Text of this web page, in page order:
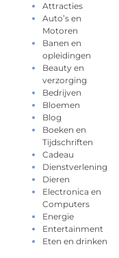
Attracties
Auto’s en
Motoren
Banen en
opleidingen
Beauty en
verzorging
Bedrijven
Bloemen
Blog
Boeken en
Tijdschriften
Cadeau
Dienstverlening
Dieren
Electronica en
Computers
Energie
Entertainment
Eten en drinken